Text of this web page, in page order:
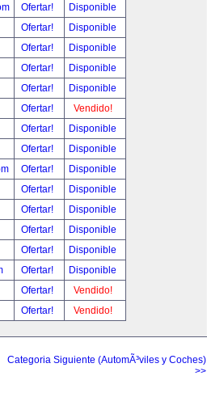
Ofertar!
Disponible
Ofertar!
Disponible
Ofertar!
Disponible
Ofertar!
Disponible
Ofertar!
Disponible
Ofertar!
Vendido!
Ofertar!
Disponible
Ofertar!
Disponible
Ofertar!
Disponible
Ofertar!
Disponible
Ofertar!
Disponible
Ofertar!
Disponible
Ofertar!
Disponible
Ofertar!
Disponible
Ofertar!
Vendido!
Ofertar! Vendido!
Categoria Siguiente (AutomÃ³viles y Coches)
>>